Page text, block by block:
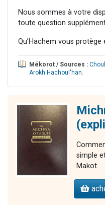
Nous sommes à votre
toute question
Qu’Hachem vous protège
Mékorot / Sources :
Arokh Hachoul'han.
simple
Makot.